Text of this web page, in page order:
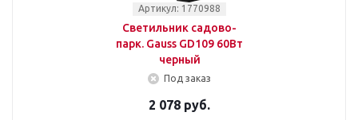
Артикул: 1770988
Светильник садово-
парк. Gauss GD109 60Вт
черный
Под заказ
2 078 руб.